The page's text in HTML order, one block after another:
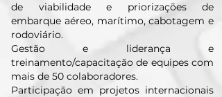
de viabilidade e priorizações de
embarque aéreo, marítimo, cabotagem e
rodoviário.
Gestão e liderança e
treinamento/capacitação de equipes com
mais de 50 colaboradores.
Participação em projetos internacionais